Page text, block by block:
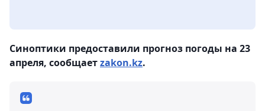
Синоптики предоставили прогноз погоды на 23
апреля, сообщаетzakon.kz.